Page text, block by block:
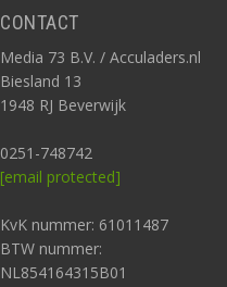
CONTACT
Media 73 B.V. / Acculaders.nl
Biesland 13
1948 RJ Beverwijk
0251-748742
[email protected]
KvK nummer: 61011487
BTW nummer:
NL854164315B01